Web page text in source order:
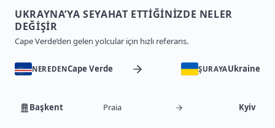
UKRAYNA’YA SEYAHAT ETTIĞINIZDE NELER
DEĞIŞIR
Cape Verde’den gelen yolcular için hızlı referans.
NEREDENCape Verde ŞURAYAUkraine
Başkent Praia Kyiv